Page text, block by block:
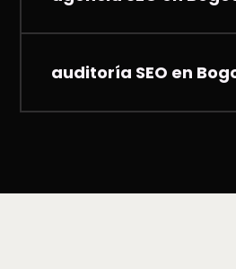
auditoría SEO en